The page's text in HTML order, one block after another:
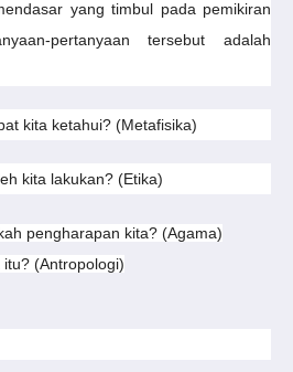
yang timbul pada pemikiran
pertanyaan tersebut adalah
kita ketahui? (Metafisika)
kita lakukan? (Etika)
pengharapan kita? (Agama)
(Antropologi)